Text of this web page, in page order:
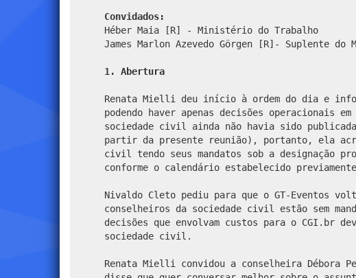
Convidados:
Héber Maia [R] - Ministério do Trabalho
James Marlon Azevedo Görgen [R]- Suplente
1. Abertura
Renata Mielli deu início à ordem do dia e
podendo haver apenas decisões operacionais
sociedade civil ainda não havia sido
partir da presente reunião), portanto, ela
civil tendo seus mandatos sob a designação
conforme o calendário estabelecido
Nivaldo Cleto pediu para que o GT-Eventos
conselheiros da sociedade civil estão sem
decisões que envolvam custos para o CGI.br
sociedade civil.
Renata Mielli convidou a conselheira Débora